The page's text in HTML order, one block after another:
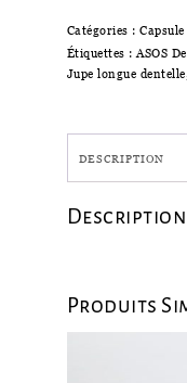
Catégories :
Étiquettes :ASOS
Jupe longue dentelle
DESCRIPTION
Description
Produits